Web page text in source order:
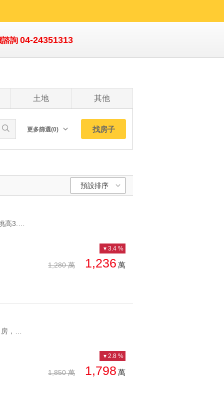
諮詢 04-24351313
土地 其他
更多篩選(0) 找房子
東
預設排序
每坪單價: 低 → 高
1,280 萬 1,236 萬
3.4 %
1,850 萬 1,798 萬
2.8 %